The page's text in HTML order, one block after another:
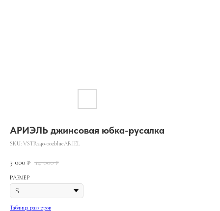
АРИЭЛЬ джинсовая юбка-русалка
SKU: VSTR240-002blueARIEL
3 000 ₽ 14 000 ₽
РАЗМЕР
Таблица размеров